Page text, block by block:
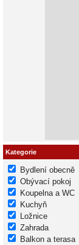
Kategorie
Bydlení obecně
Obývací pokoj
Koupelna a WC
Kuchyň
Ložnice
Zahrada
Balkon a terasa